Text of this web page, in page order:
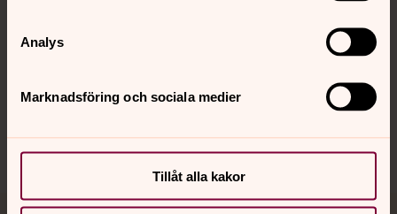
Analys
Marknadsföring och sociala medier
Tillåt alla kakor
Sociala kanaler